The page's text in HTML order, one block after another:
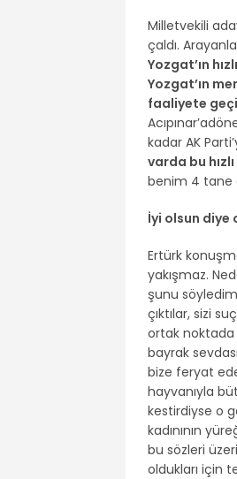
Milletvekili
çaldı.
Yozgat’ın
Yozgat’ın
faaliyete
kadar AK
varda bu
benim 4 tane
İyi olsun diye
Ertürk
yakışmaz.
şunu
çıktılar, sizi
ortak noktada
bayrak
bize feryat
hayvanıyla
kestirdiyse o
kadınının
bu sözleri
oldukları için